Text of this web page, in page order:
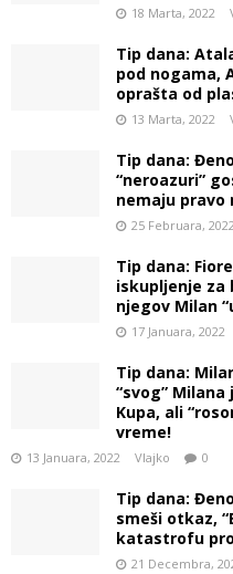
18 Marta, 2022
Tip dana:
pod nogama,
oprašta od
13 Marta, 2022
Tip dana:
“neroazuri”
nemaju pravo
25 Februara, 2022
Tip dana:
iskupljenje za
njegov Milan
17 Januara, 2022
Tip dana:
“svog”
Kupa, ali
vreme!
13 Januara, 2022 Vlajko 0
Tip dana:
smeši otkaz,
katastrofu
21 Decembra,